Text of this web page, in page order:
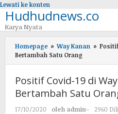
Lewati ke konten
Hudhudnews.co
Karya Nyata
Homepage » Way Kanan »
Bertambah Satu Orang
Positif Covid-19 di
Bertambah Satu
17/10/2020 oleh admin-
2960